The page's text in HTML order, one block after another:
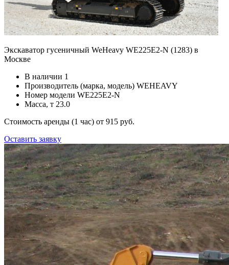
Экскаватор гусеничный WeHeavy WE225Е2-N (1283) в
Москве
В наличии 1
Производитель (марка, модель) WEHEAVY
Номер модели WE225Е2-N
Масса, т 23.0
Стоимость аренды (1 час) от 915 руб.
Оставить заявку